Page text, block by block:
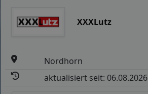
XXXLutz
Nordhorn
aktualisiert seit: 06.08.2026